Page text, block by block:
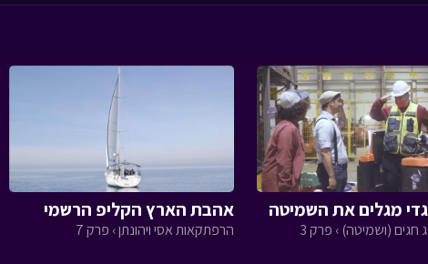
מגלים את השמיטה
חגים (ושמיטה) › פרק 3
אהבת הארץ הקליפ הרשמי
הרפתקאות אסי ויהונתן › פרק 7